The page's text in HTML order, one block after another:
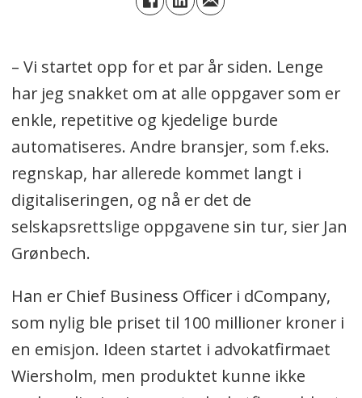
– Vi startet opp for et par år siden. Lenge
har jeg snakket om at alle oppgaver som er
enkle, repetitive og kjedelige burde
automatiseres. Andre bransjer, som f.eks.
regnskap, har allerede kommet langt i
digitaliseringen, og nå er det de
selskapsrettslige oppgavene sin tur, sier Jan
Grønbech.
Han er Chief Business Officer i dCompany,
som nylig ble priset til 100 millioner kroner i
en emisjon. Ideen startet i advokatfirmaet
Wiersholm, men produktet kunne ikke